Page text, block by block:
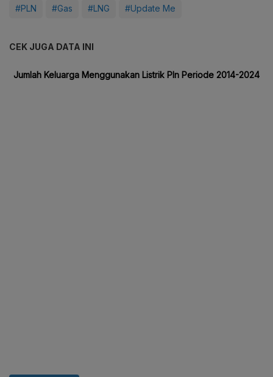
#PLN #Gas #LNG #Update Me
CEK JUGA DATA INI